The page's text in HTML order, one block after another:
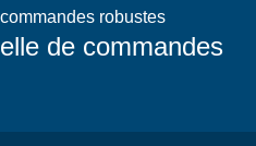
robustes
de commandes